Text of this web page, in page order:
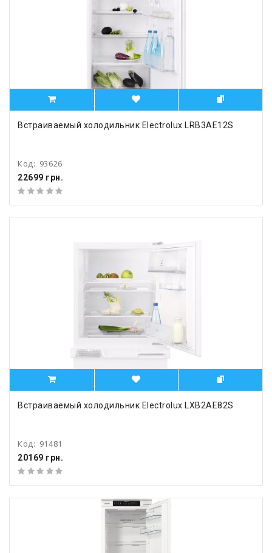
Встраиваемый холодильник Electrolux LRB3AE12S
Код: 93626
22699 грн.
Встраиваемый холодильник Electrolux LXB2AE82S
Код: 91481
20169 грн.